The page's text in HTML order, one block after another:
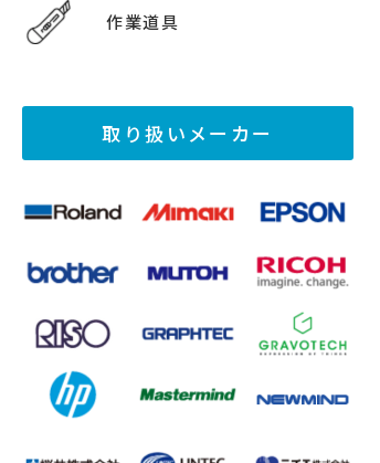
作業道具
取り扱いメーカー